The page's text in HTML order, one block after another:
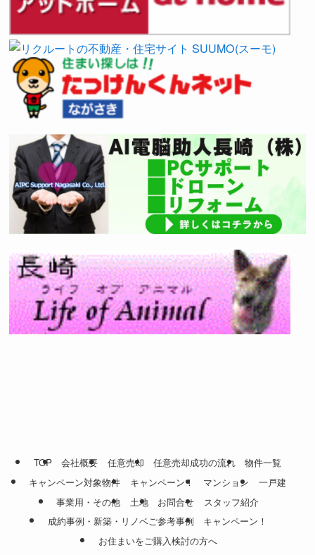
TOP 会社概要 任意売却 任意売却成功の流れ
物件一覧
キャンペーン対象物件
キャンペーン！ マンション
一戸建
事業用・その他
土地 お問合せ
スタッフ紹介
成約事例・新築・リノベご参考事例
キャンペーン！
お住まいをご購入検討の方へ